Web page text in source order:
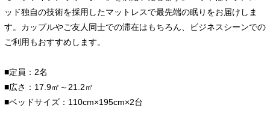
ッド独自の技術を採用したマットレスで最先端の眠りをお届けしま
す。カップルやご友人同士での滞在はもちろん、ビジネスシーンでの
ご利用もおすすめします。
■定員：2名
■広さ：17.9㎡～21.2㎡
■ベッドサイズ：110cm×195cm×2台